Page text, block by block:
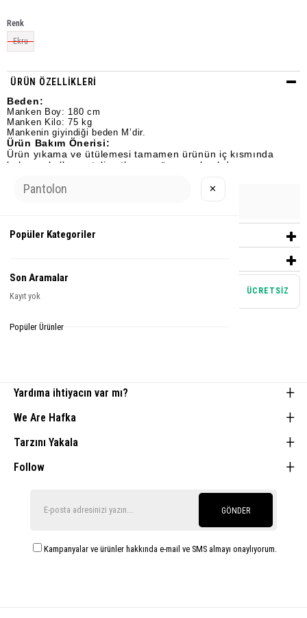
Renk
Ekru
ÜRÜN ÖZELLIKLERI
Beden:
Manken Boy: 180 cm
Manken Kilo: 75 kg
Mankenin giyindiği beden M’dir.
Ürün Bakım Önerisi:
Ürün yıkama ve ütülemesi tamamen ürünün iç kısmında
bulunan kullanım talimatlarına göre yapılmalıdır.
YORUMLAR(0)
ÜCRETSİZ
Yardıma ihtiyacın var mı?
We Are Hafka
Tarzını Yakala
Follow
GÖNDER
Kampanyalar ve ürünler hakkında e-mail ve SMS almayı onaylıyorum.
✕
Popüler Kategoriler
Son Aramalar
Kayıt yok
Popüler Ürünler